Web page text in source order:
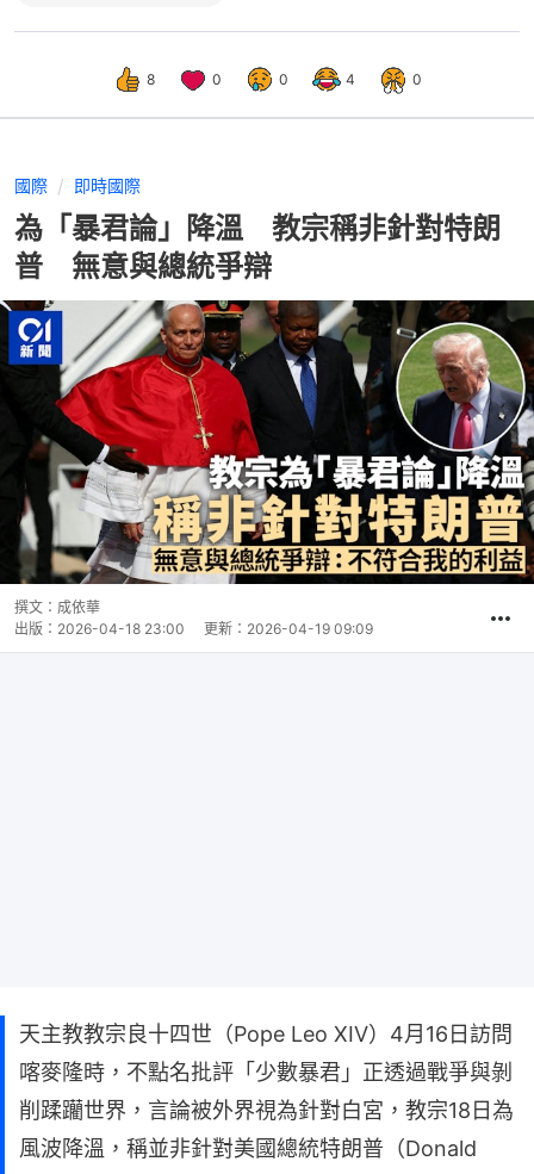
8 0 0 4 0
國際 即時國際
為「暴君論」降溫 教宗稱非針對特朗
普 無意與總統爭辯
撰文： 成依華
出版： 2026-04-18 23:00 更新： 2026-04-19 09:09
天主教教宗良十四世（Pope Leo XIV）4月16日訪問
喀麥隆時，不點名批評「少數暴君」正透過戰爭與剝
削蹂躪世界，言論被外界視為針對白宮，教宗18日為
風波降溫，稱並非針對美國總統特朗普（Donald